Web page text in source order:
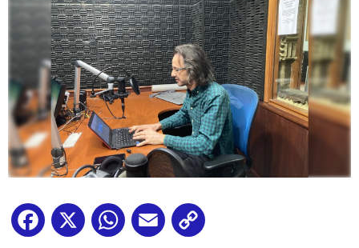
Facebook
X WhatsApp
Email